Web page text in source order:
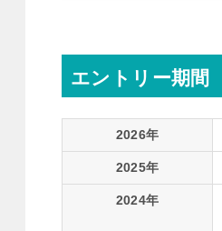
エントリー期間
2026年
2025年
2024年